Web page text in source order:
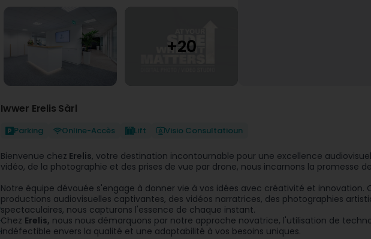
Iwwer Erelis Sàrl
Parking Online-Accès Lift Visio Consultatioun
Bienvenue chez Erelis, votre destination incontournable pour une excellence
vidéo, de la photographie et des prises de vue par drone, nous incarnons la promesse
Notre équipe dévouée s'engage à donner vie à vos idées avec créativité et innovation.
productions audiovisuelles captivantes, des vidéos narratrices, des photographies
spectaculaires, nous capturons l'essence de chaque instant.
Chez Erelis, nous nous démarquons par notre approche novatrice, l'utilisation de
indéfectible envers la qualité et une adaptabilité à vos besoins uniques.